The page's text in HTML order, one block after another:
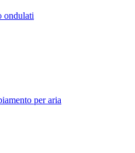
ondulati
per aria